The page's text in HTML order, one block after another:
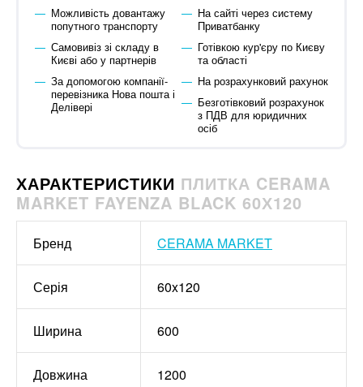
Можливість довантажу
попутного транспорту
Самовивіз зі складу в
Києві або у партнерів
За допомогою компанії-
перевізника Нова пошта і
Делівері
На сайті через систему
Приватбанку
Готівкою кур'єру по Києву
та області
На розрахунковий рахунок
Безготівковий розрахунок
з ПДВ для юридичних
осіб
ХАРАКТЕРИСТИКИ ПЛИТКА CERAMA
MARKET FAYENZA BLACK 60Х120
Бренд CERAMA MARKET
Серія 60x120
Ширина 600
Довжина 1200